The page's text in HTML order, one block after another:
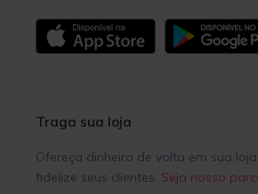
Traga sua loja
Ofereça dinheiro de volta em sua
fidelize seus clientes. Seja nosso